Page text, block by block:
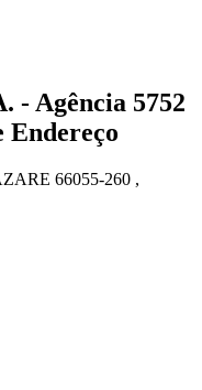
- Agência 5752
Endereço
66055-260 ,